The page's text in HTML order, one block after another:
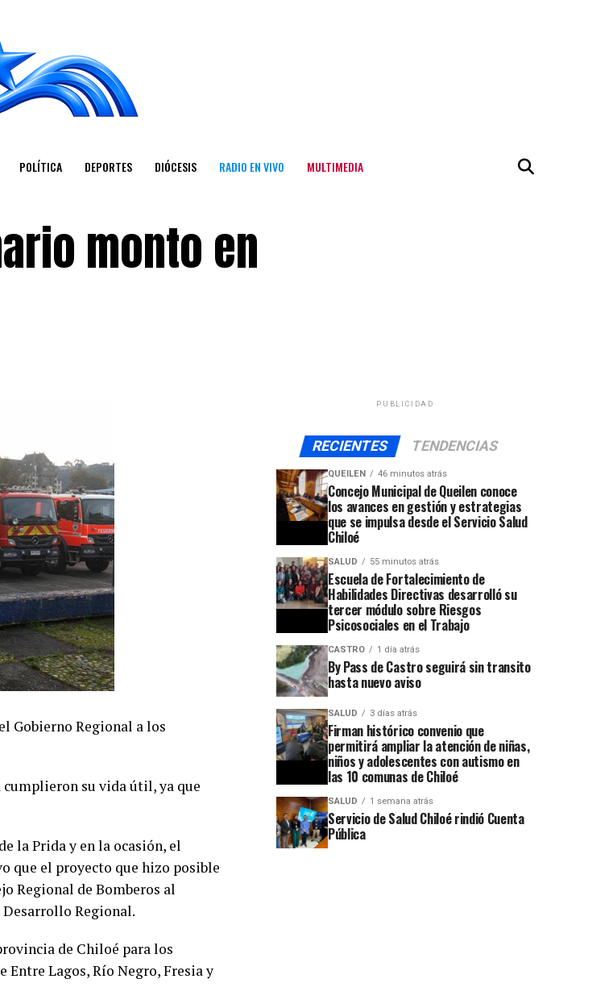
POLÍTICA DEPORTES DIÓCESIS RADIO EN VIVO MULTIMEDIA
monto en
Gobierno Regional a los
su vida útil, ya que
la Prida y en la ocasión, el
que el proyecto que hizo posible
Regional de Bomberos al
Desarrollo Regional.
de Chiloé para los
Entre Lagos, Río Negro, Fresia y
PUBLICIDAD
RECIENTES TENDENCIAS
QUEILEN 46 minutos atrás
Concejo Municipal de Queilen conoce
los avances en gestión y estrategias
que se impulsa desde el Servicio Salud
Chiloé
SALUD 55 minutos atrás
Escuela de Fortalecimiento de
Habilidades Directivas desarrolló su
tercer módulo sobre Riesgos
Psicosociales en el Trabajo
CASTRO 1 día atrás
By Pass de Castro seguirá sin transito
hasta nuevo aviso
SALUD 3 días atrás
Firman histórico convenio que
permitirá ampliar la atención de niñas,
niños y adolescentes con autismo en
las 10 comunas de Chiloé
SALUD 1 semana atrás
Servicio de Salud Chiloé rindió Cuenta
Pública